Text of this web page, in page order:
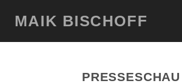
MAIK BISCHOFF
PRESSESCHAU